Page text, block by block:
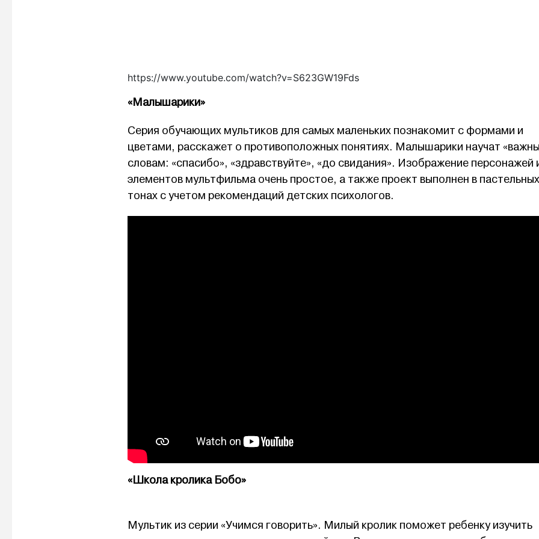
https://www.youtube.com/watch?v=S623GW19Fds
«Малышарики»
Серия обучающих мультиков для самых маленьких познакомит с формами и
цветами, расскажет о противоположных понятиях. Малышарики научат
словам: «спасибо», «здравствуйте», «до свидания». Изображение персонажей
элементов мультфильма очень простое, а также проект выполнен в пастельных
тонах с учетом рекомендаций детских психологов.
«Школа кролика Бобо»
Мультик из серии «Учимся говорить». Милый кролик поможет ребенку изучить